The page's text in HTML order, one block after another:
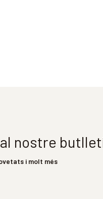
nostre
i molt més